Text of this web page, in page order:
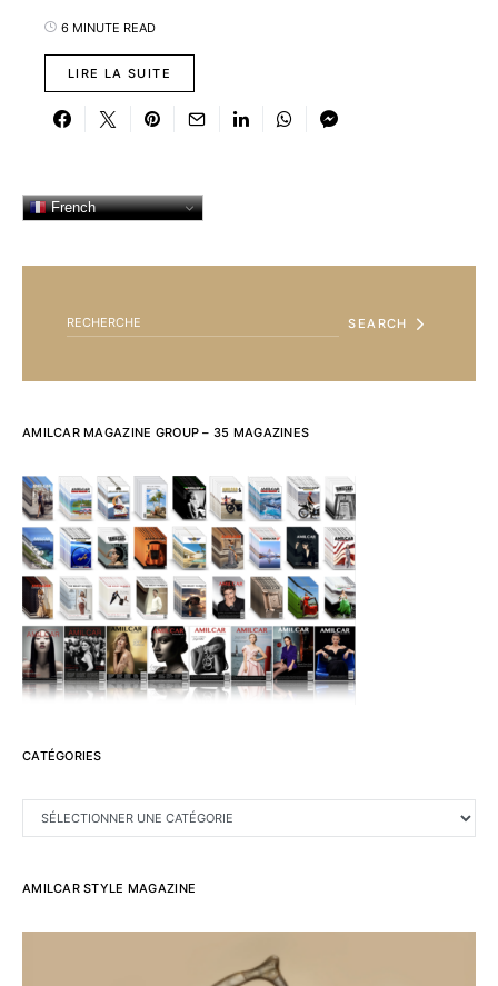
6 MINUTE READ
LIRE LA SUITE
French
SEARCH
AMILCAR MAGAZINE GROUP – 35 MAGAZINES
CATÉGORIES
AMILCAR STYLE MAGAZINE